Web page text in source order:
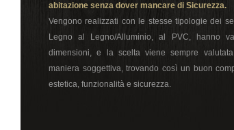
abitazione senza dover mancare di Sicurezza.
Vengono realizzati con le stesse tipologie dei
Legno al Legno/Alluminio, al PVC, hanno
dimensioni, e la scelta viene sempre
maniera soggettiva, trovando così un buon
estetica, funzionalità e sicurezza.